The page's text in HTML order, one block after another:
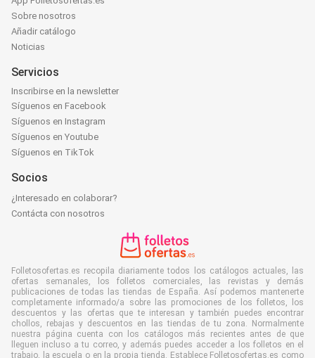
Sobre nosotros
Añadir catálogo
Noticias
Servicios
Inscribirse en la newsletter
Síguenos en Facebook
Síguenos en Instagram
Síguenos en Youtube
Síguenos en TikTok
Socios
¿Interesado en colaborar?
Contácta con nosotros
Folletosofertas.es recopila diariamente todos los catálogos actuales, las
ofertas semanales, los folletos comerciales, las revistas y demás
publicaciones de todas las tiendas de España. Así podemos mantenerte
completamente informado/a sobre las promociones de los folletos, los
descuentos y las ofertas que te interesan y también puedes encontrar
chollos, rebajas y descuentos en las tiendas de tu zona. Normalmente
nuestra página cuenta con los catálogos más recientes antes de que
lleguen incluso a tu correo, y además puedes acceder a los folletos en el
trabajo, la escuela o en la propia tienda. Establece Folletosofertas.es como